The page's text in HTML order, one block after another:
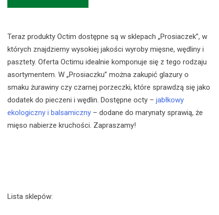
Teraz produkty Octim dostępne są w sklepach „Prosiaczek”, w
których znajdziemy wysokiej jakości wyroby mięsne, wędliny i
pasztety. Oferta Octimu idealnie komponuje się z tego rodzaju
asortymentem. W „Prosiaczku” można zakupić glazury o
smaku żurawiny czy czarnej porzeczki, które sprawdzą się jako
dodatek do pieczeni i wędlin. Dostępne octy – jabłkowy
ekologiczny i balsamiczny – dodane do marynaty sprawią, że
mięso nabierze kruchości. Zapraszamy!
Lista sklepów: